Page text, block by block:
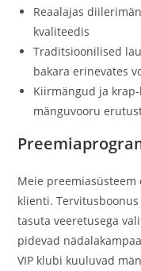
Reaalajas
kvaliteedis
Traditsioonilised
bakara erinevates
Kiirmängud ja
mänguvooru
Meie
klienti.
tasuta veeretusega
pidevad
VIP klubi kuuluvad